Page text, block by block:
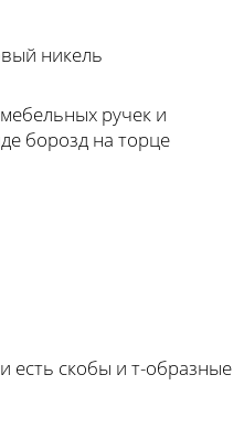
никель
ручек и
борозд на торце
есть скобы и т-образные